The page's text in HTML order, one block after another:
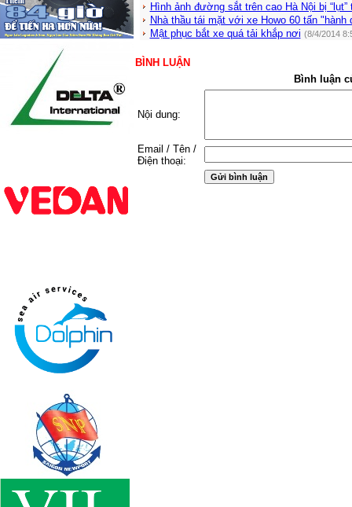
Hình ảnh đường sắt trên cao Hà Nội bị “lụt”
Nhà thầu tái mặt với xe Howo 60 tấn "hành
Mật phục bắt xe quá tải khắp nơi (8/4/2014
BÌNH LUẬN
Bình luận
Nội dung:
Email / Tên /
Điện thoại: